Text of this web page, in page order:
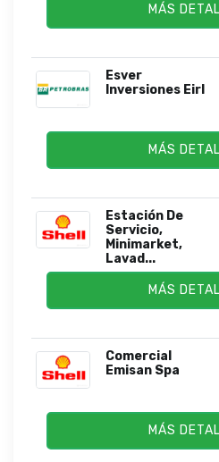
MÁS
Esver
Inversiones Eirl
MÁS
Estación De
Servicio,
Minimarket,
Lavad...
MÁS
Comercial
Emisan Spa
MÁS